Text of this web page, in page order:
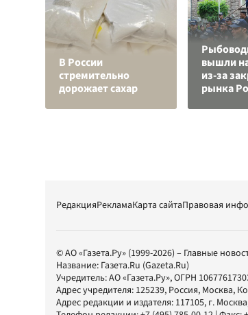
В России
стремительно
дорожает сахар
вышли
из-за
рынка
РедакцияРекламаКарта сайтаПравовая
© АО «Газета.Ру» (1999-2026) – Главные
Название: Газета.Ru (Gazeta.Ru)
Учредитель:АО «Газета.Ру», ОГРН
Адрес учредителя: 125239, Россия, Москва,
Адрес редакции и издателя: 117105, г. Москва